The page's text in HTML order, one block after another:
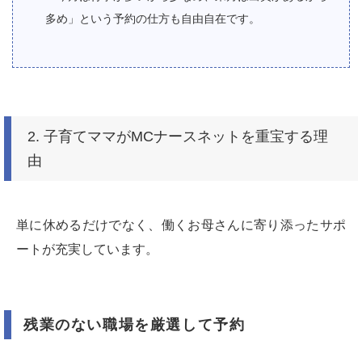
多め」という予約の仕方も自由自在です。
2. 子育てママがMCナースネットを重宝する理
由
単に休めるだけでなく、働くお母さんに寄り添ったサポ
ートが充実しています。
残業のない職場を厳選して予約